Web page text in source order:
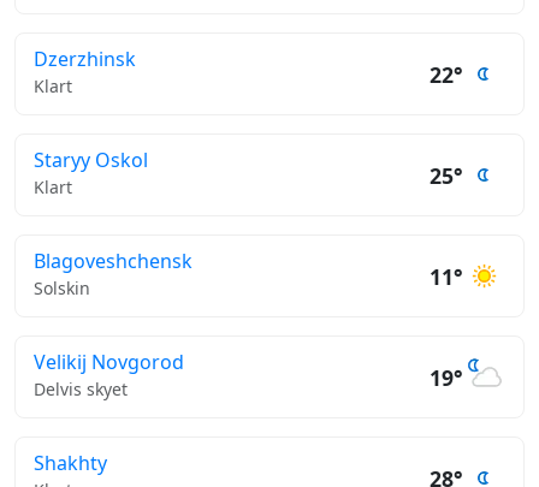
Dzerzhinsk
Klart 22°
Staryy Oskol
Klart 25°
Blagoveshchensk
Solskin 11°
Velikij Novgorod
Delvis skyet 19°
Shakhty
28°